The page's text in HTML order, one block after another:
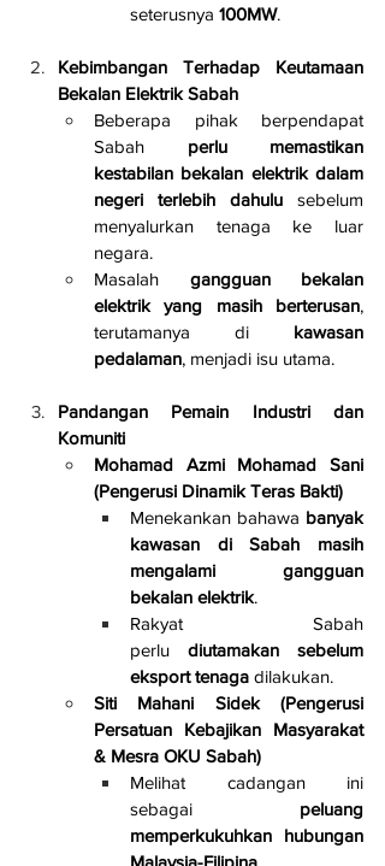
seterusnya 100MW.
Kebimbangan Terhadap Keutamaan
Bekalan Elektrik Sabah
Beberapa pihak berpendapat
Sabah perlu memastikan
kestabilan bekalan elektrik dalam
negeri terlebih dahulu sebelum
menyalurkan tenaga ke luar
negara.
Masalah gangguan bekalan
elektrik yang masih berterusan,
terutamanya di kawasan
pedalaman, menjadi isu utama.
Pandangan Pemain Industri dan
Komuniti
Mohamad Azmi Mohamad Sani
(Pengerusi Dinamik Teras Bakti)
Menekankan bahawa banyak
kawasan di Sabah masih
mengalami gangguan
bekalan elektrik.
Rakyat Sabah
perlu diutamakan sebelum
eksport tenaga dilakukan.
Siti Mahani Sidek (Pengerusi
Persatuan Kebajikan Masyarakat
& Mesra OKU Sabah)
Melihat cadangan ini
sebagai peluang
memperkukuhkan hubungan